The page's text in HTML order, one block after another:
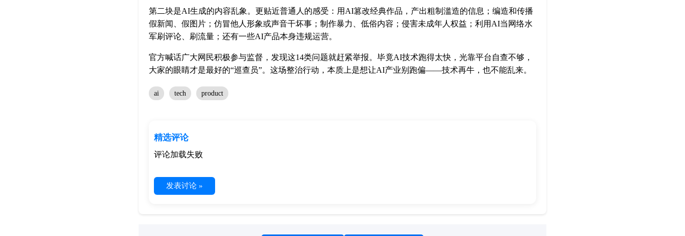
第二块是AI生成的内容乱象。更贴近普通人的感受：用AI篡改经典作品，产出粗制滥造的信息；编造和传播
假新闻、假图片；仿冒他人形象或声音干坏事；制作暴力、低俗内容；侵害未成年人权益；利用AI当网络水
军刷评论、刷流量；还有一些AI产品本身违规运营。
官方喊话广大网民积极参与监督，发现这14类问题就赶紧举报。毕竟AI技术跑得太快，光靠平台自查不够，
大家的眼睛才是最好的“巡查员”。这场整治行动，本质上是想让AI产业别跑偏——技术再牛，也不能乱来。
ai tech product
精选评论
评论加载失败
发表讨论 »